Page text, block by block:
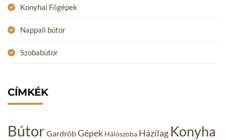
Konyhai Főgépek
Nappali bútor
Szobabútor
CÍMKÉK
Bútor GardróbGépek Hálószoba Házilag Konyha